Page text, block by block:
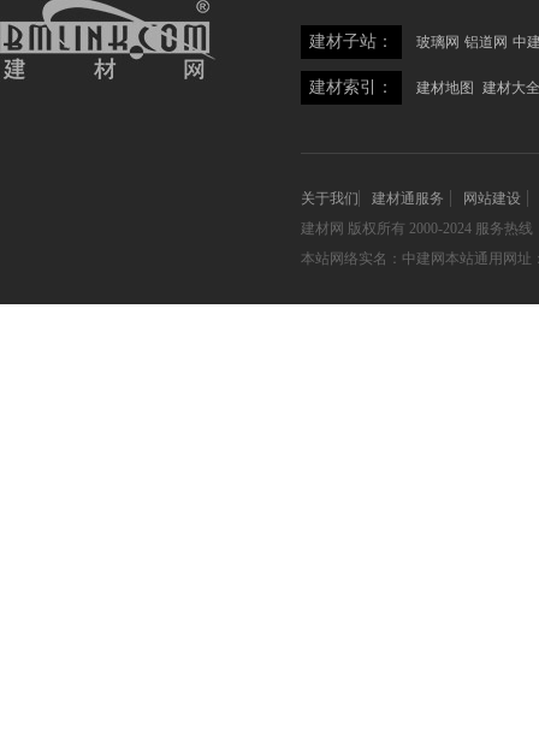
建材子站： 玻璃网 铝道网 中
建材索引： 建材地图 建材大全
关于我们 建材通服务
网站建设
建材网 版权所有 2000-2024 服务热线
本站网络实名：中建网本站通用网址